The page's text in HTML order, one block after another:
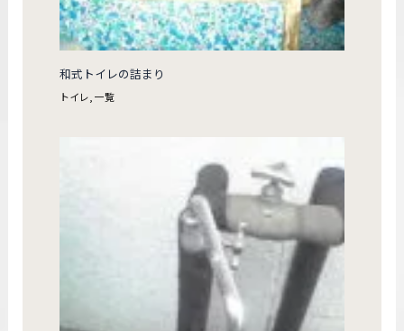
和式トイレの詰まり
トイレ ,一覧